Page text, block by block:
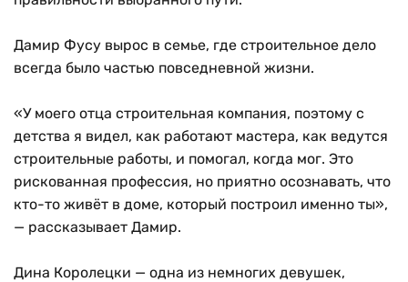
Дамир Фусу вырос в семье, где строительное дело
всегда было частью повседневной жизни.
«У моего отца строительная компания, поэтому с
детства я видел, как работают мастера, как ведутся
строительные работы, и помогал, когда мог. Это
рискованная профессия, но приятно осознавать, что
кто-то живёт в доме, который построил именно ты»,
— рассказывает Дамир.
Дина Королецки — одна из немногих девушек,